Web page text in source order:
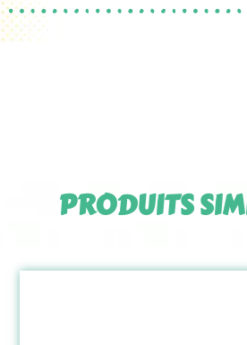
PRODUITS